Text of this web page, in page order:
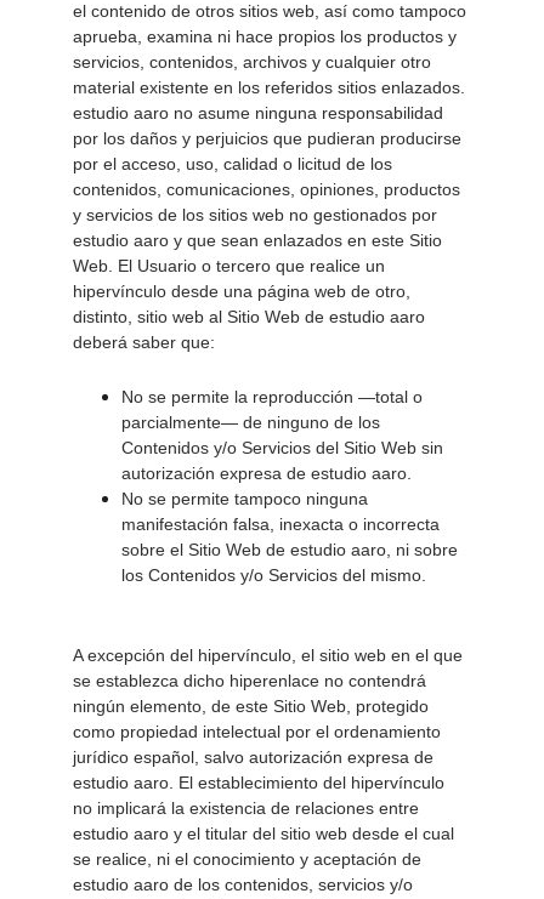
el contenido de otros sitios web, así como tampoco
aprueba, examina ni hace propios los productos y
servicios, contenidos, archivos y cualquier otro
material existente en los referidos sitios enlazados.
estudio aaro no asume ninguna responsabilidad
por los daños y perjuicios que pudieran producirse
por el acceso, uso, calidad o licitud de los
contenidos, comunicaciones, opiniones, productos
y servicios de los sitios web no gestionados por
estudio aaro y que sean enlazados en este Sitio
Web. El Usuario o tercero que realice un
hipervínculo desde una página web de otro,
distinto, sitio web al Sitio Web de estudio aaro
deberá saber que:
No se permite la reproducción —total o
parcialmente— de ninguno de los
Contenidos y/o Servicios del Sitio Web sin
autorización expresa de estudio aaro.
No se permite tampoco ninguna
manifestación falsa, inexacta o incorrecta
sobre el Sitio Web de estudio aaro, ni sobre
los Contenidos y/o Servicios del mismo.
A excepción del hipervínculo, el sitio web en el que
se establezca dicho hiperenlace no contendrá
ningún elemento, de este Sitio Web, protegido
como propiedad intelectual por el ordenamiento
jurídico español, salvo autorización expresa de
estudio aaro. El establecimiento del hipervínculo
no implicará la existencia de relaciones entre
estudio aaro y el titular del sitio web desde el cual
se realice, ni el conocimiento y aceptación de
estudio aaro de los contenidos, servicios y/o